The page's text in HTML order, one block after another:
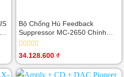
Bộ Chống Hú Feedback
Suppressor MC-2650 Chính
Hãng
Được
hạng
0
34.128.600 ₫